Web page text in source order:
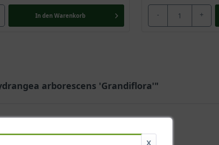
In den Warenkorb - +
arborescens 'Grandiflora'"
X